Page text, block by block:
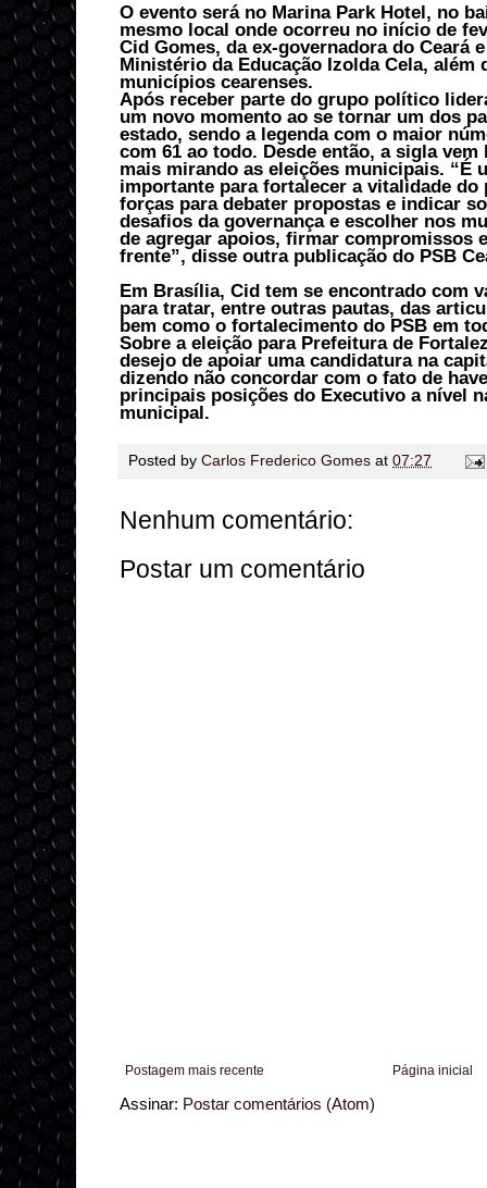
O evento será no Marina Park Hotel, no
mesmo local onde ocorreu no início de
Cid Gomes, da ex-governadora do Ceará
Ministério da Educação Izolda Cela, além
municípios cearenses.
Após receber parte do grupo político
um novo momento ao se tornar um dos
estado, sendo a legenda com o maior
com 61 ao todo. Desde então, a sigla
mais mirando as eleições municipais. “É
importante para fortalecer a vitalidade
forças para debater propostas e indicar
desafios da governança e escolher nos
de agregar apoios, firmar compromissos
frente”, disse outra publicação do PSB
Em Brasília, Cid tem se encontrado com
para tratar, entre outras pautas, das
bem como o fortalecimento do PSB em
Sobre a eleição para Prefeitura de
desejo de apoiar uma candidatura na
dizendo não concordar com o fato de
principais posições do Executivo a nível
municipal.
Posted by Carlos Frederico Gomes at 07:27
Nenhum comentário:
Postar um comentário
Postagem mais recente Página inicial
Assinar: Postar comentários (Atom)